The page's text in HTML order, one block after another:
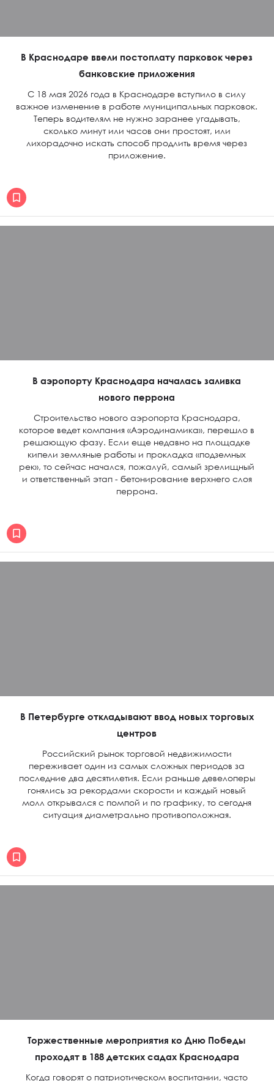
В Краснодаре ввели постоплату парковок через
банковские приложения
С 18 мая 2026 года в Краснодаре вступило в силу
важное изменение в работе муниципальных парковок.
Теперь водителям не нужно заранее угадывать,
сколько минут или часов они простоят, или
лихорадочно искать способ продлить время через
приложение.
В аэропорту Краснодара началась заливка
нового перрона
Строительство нового аэропорта Краснодара,
которое ведет компания «Аэродинамика», перешло в
решающую фазу. Если еще недавно на площадке
кипели земляные работы и прокладка «подземных
рек», то сейчас начался, пожалуй, самый зрелищный
и ответственный этап - бетонирование верхнего слоя
перрона.
В Петербурге откладывают ввод новых торговых
центров
Российский рынок торговой недвижимости
переживает один из самых сложных периодов за
последние два десятилетия. Если раньше девелоперы
гонялись за рекордами скорости и каждый новый
молл открывался с помпой и по графику, то сегодня
ситуация диаметрально противоположная.
Торжественные мероприятия ко Дню Победы
проходят в 188 детских садах Краснодара
Когда говорят о патриотическом воспитании, часто